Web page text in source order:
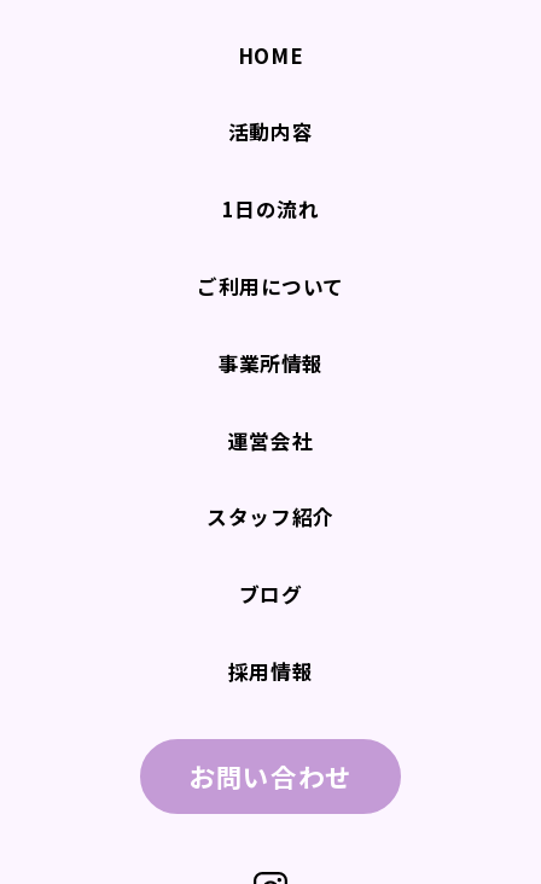
HOME
活動内容
1日の流れ
ご利用について
事業所情報
運営会社
スタッフ紹介
ブログ
採用情報
お問い合わせ